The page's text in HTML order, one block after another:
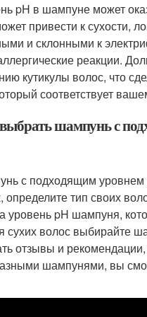
pH в шампуне может
привести к сухости,
и склонными к
реакции.
кутикулы волос, что
соответствует
шампунь с
с подходящим уровнем
тип своих
уровень pH шампуня,
сухих волос
отзывы и
шампунями, вы